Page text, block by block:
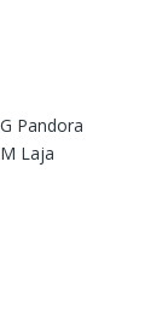
Pandora
Laja